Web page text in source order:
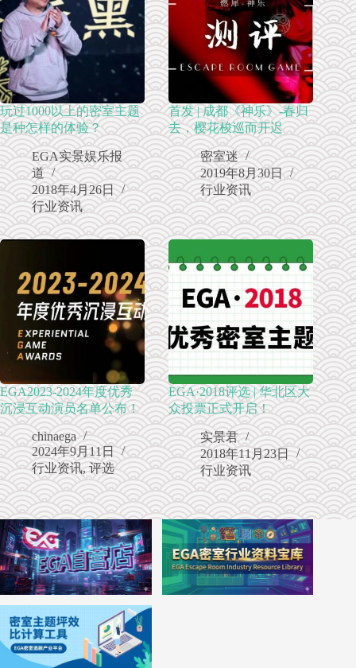
玩过1000以上的密室主题
是种怎样的体验？
EGA实景娱乐报
道
2018年4月26日
行业资讯
首发 | 成都《神乐》-春归
去，樱花梭巡而开迟
密室迷
2019年8月30日
行业资讯
EGA2023-2024年度优秀
沉浸互动演员名单公布！
chinaega
2024年9月11日
行业资讯,评选
EGA·2018评选 | 华北区大
众投票正式开启！
实景君
2018年11月23日
行业资讯